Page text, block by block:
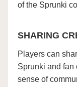
of the Sprunki
SHARING
Players can
Sprunki and fan
sense of